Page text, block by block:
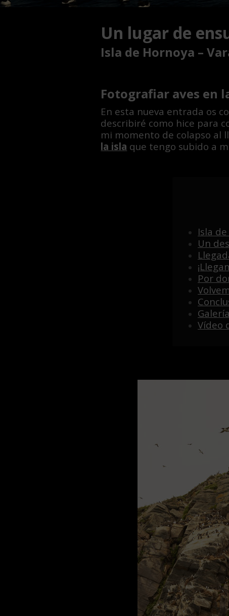
Un lugar de
Isla de Hornoya –
Fotografiar aves en
En esta nueva entrada os
describiré como hice para
mi momento de colapso al
la isla que tengo subido a
Isla
Un
Por
Vídeo